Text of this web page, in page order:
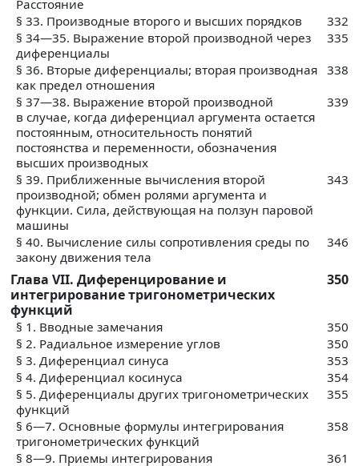
Расстояние
§ 33. Производные второго и высших порядков
332
§ 34—35. Выражение второй производной через
диференциалы
335
§ 36. Вторые диференциалы; вторая производная
как предел отношения
338
§ 37—38. Выражение второй производной
в случае, когда диференциал аргумента остается
постоянным, относительность понятий
постоянства и переменности, обозначения
высших производных
339
§ 39. Приближенные вычисления второй
производной; обмен ролями аргумента и
функции. Сила, действующая на ползун паровой
машины
343
§ 40. Вычисление силы сопротивления среды по
закону движения тела
346
Глава VII. Диференцирование и
интегрирование тригонометрических
функций
350
§ 1. Вводные замечания
350
§ 2. Радиальное измерение углов
350
§ 3. Диференциал синуса
353
§ 4. Диференциал косинуса
354
§ 5. Диференциалы других тригонометрических
функций
355
§ 6—7. Основные формулы интегрирования
тригонометрических функций
358
§ 8—9. Приемы интегрирования
361